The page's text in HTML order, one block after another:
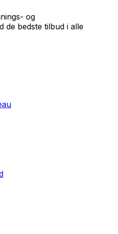
og
de bedste tilbud i alle